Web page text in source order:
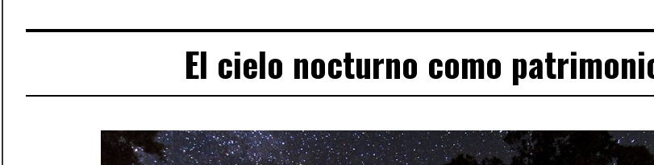
El cielo nocturno como